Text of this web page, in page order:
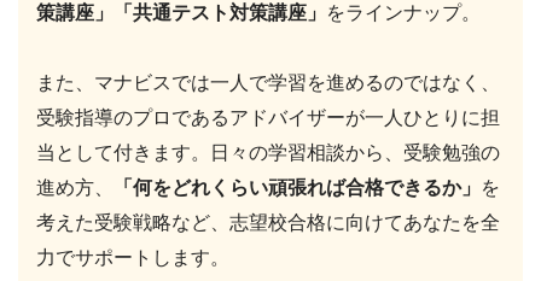
策講座」「共通テスト対策講座」 をラインナップ。
また、マナビスでは一人で学習を進めるのではなく、
受験指導のプロであるアドバイザーが一人ひとりに担
当として付きます。日々の学習相談から、受験勉強の
進め方、
「何をどれくらい頑張れば合格できるか」 を
考えた受験戦略など、志望校合格に向けてあなたを全
力でサポートします。